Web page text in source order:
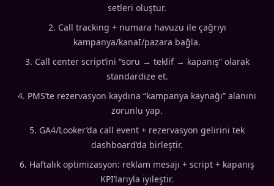
setleri oluştur.
Call tracking + numara havuzu ile çağrıyı
kampanya/kanaI/pazara bağla.
Call center script’ini “soru → teklif → kapanış” olarak
standardize et.
PMS’te rezervasyon kaydına “kampanya kaynağı” alanını
zorunlu yap.
GA4/Looker’da call event + rezervasyon gelirini tek
dashboard’da birleştir.
Haftalık optimizasyon: reklam mesajı + script + kapanış
KPI’larıyla iyileştir.